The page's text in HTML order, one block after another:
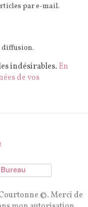
par e-mail.
diffusion.
indésirables. En
de vos
Bureau
©. Merci de